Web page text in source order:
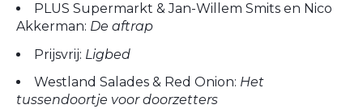
PLUS Supermarkt & Jan-Willem Smits en Nico
Akkerman: De aftrap
Prijsvrij: Ligbed
Westland Salades & Red Onion: Het
tussendoortje voor doorzetters